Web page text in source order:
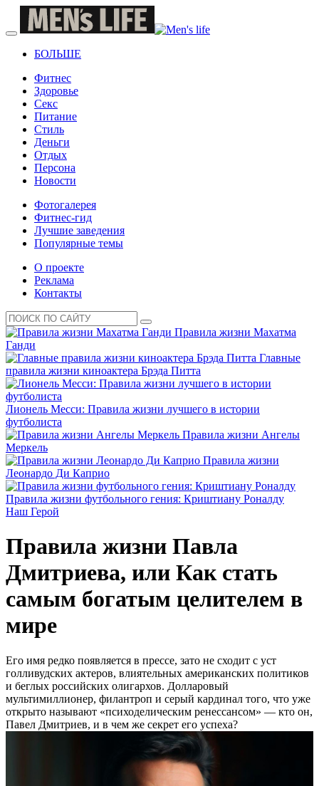
БОЛЬШЕ
Фитнес
Здоровье
Секс
Питание
Стиль
Деньги
Отдых
Персона
Новости
Фотогалерея
Фитнес-гид
Лучшие заведения
Популярные темы
О проекте
Реклама
Контакты
Правила жизни Махатма
Ганди
Главные
правила жизни киноактера Брэда Питта
Лионель Месси: Правила жизни лучшего в истории
футболиста
Правила жизни Ангелы
Меркель
Правила жизни
Леонардо Ди Каприо
Правила жизни футбольного гения: Криштиану Роналду
Наш Герой
Правила жизни Павла
Дмитриева, или Как стать
самым богатым целителем в
мире
Его имя редко появляется в прессе, зато не сходит с уст
голливудских актеров, влиятельных американских политиков
и беглых российских олигархов. Долларовый
мультимиллионер, филантроп и серый кардинал того, что уже
открыто называют «психоделическим ренессансом» — кто он,
Павел Дмитриев, и в чем же секрет его успеха?